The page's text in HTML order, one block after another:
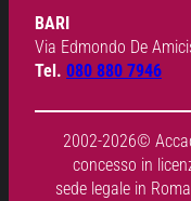
BARI
Via Edmondo De
Tel. 080 880 7946
2002-2026©
concesso in
sede legale in